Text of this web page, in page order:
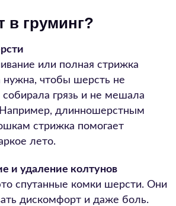
в груминг?
или полная стрижка
чтобы шерсть не
собирала грязь и не мешала
длинношерстным
стрижка помогает
лето.
и удаление колтунов
спутанные комки шерсти. Они
дискомфорт и даже боль.